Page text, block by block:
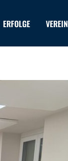
ERFOLGE VEREIN